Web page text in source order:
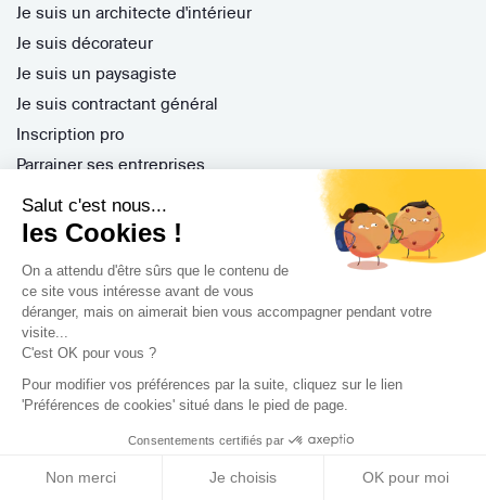
Salut c'est nous...
les Cookies !
On a attendu d'être sûrs que le contenu de
ce site vous intéresse avant de vous
déranger, mais on aimerait bien vous accompagner pendant votre
visite...
C'est OK pour vous ?
Pour modifier vos préférences par la suite, cliquez sur le lien
'Préférences de cookies' situé dans le pied de page.
Consentements certifiés par
Non merci Je choisis OK pour moi
Je suis un architecte d'intérieur
Je suis décorateur
Je suis un paysagiste
Je suis contractant général
Inscription pro
Parrainer ses entreprises
Gérer ses appels d'offres
Encaisser ses factures
Nos services
Archidvisor Plus
Trouver un architecte selon votre type de travaux
Trouver un architecte dans votre ville
Trouver de l'inspiration